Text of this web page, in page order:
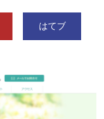
はてブ